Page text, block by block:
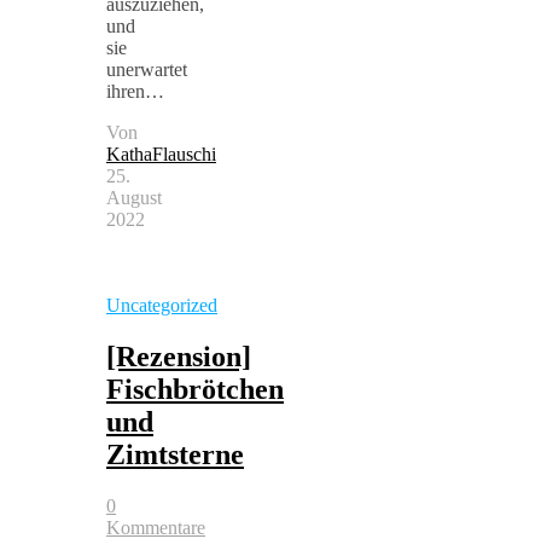
und
sie
unerwartet
ihren…
Von
KathaFlauschi
25.
August
2022
Uncategorized
[Rezension]
Fischbrötchen
und
Zimtsterne
0
Kommentare